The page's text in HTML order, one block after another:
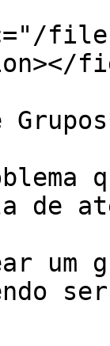
de
um